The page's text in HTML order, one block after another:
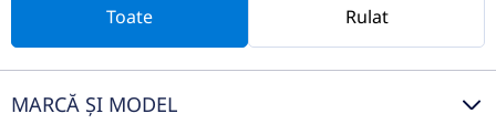
6.029 km
Spate
Electric
292 CP
Toate Rulat
MARCĂ ȘI MODEL